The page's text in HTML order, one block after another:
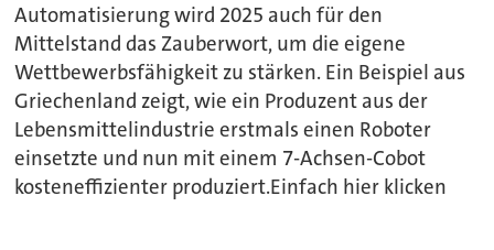
Automatisierung wird 2025 auch für den
Mittelstand das Zauberwort, um die eigene
Wettbewerbsfähigkeit zu stärken. Ein Beispiel aus
Griechenland zeigt, wie ein Produzent aus der
Lebensmittelindustrie erstmals einen Roboter
einsetzte und nun mit einem 7-Achsen-Cobot
kosteneffizienter produziert.Einfach hier klicken